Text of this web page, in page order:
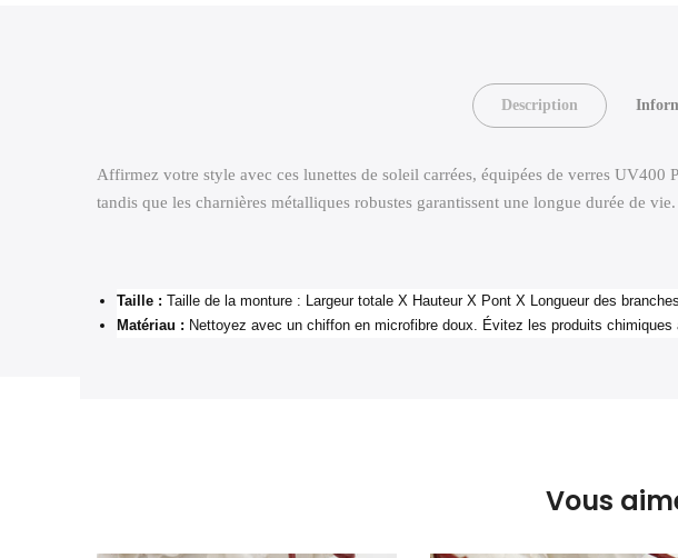
Description
Affirmez votre style avec ces lunettes de soleil carrées, équipées de verres
tandis que les charnières métalliques robustes garantissent une longue durée de
Taille : Taille de la monture : Largeur totale X Hauteur X Pont X Longueur des
Matériau : Nettoyez avec un chiffon en microfibre doux. Évitez les produits
Vous